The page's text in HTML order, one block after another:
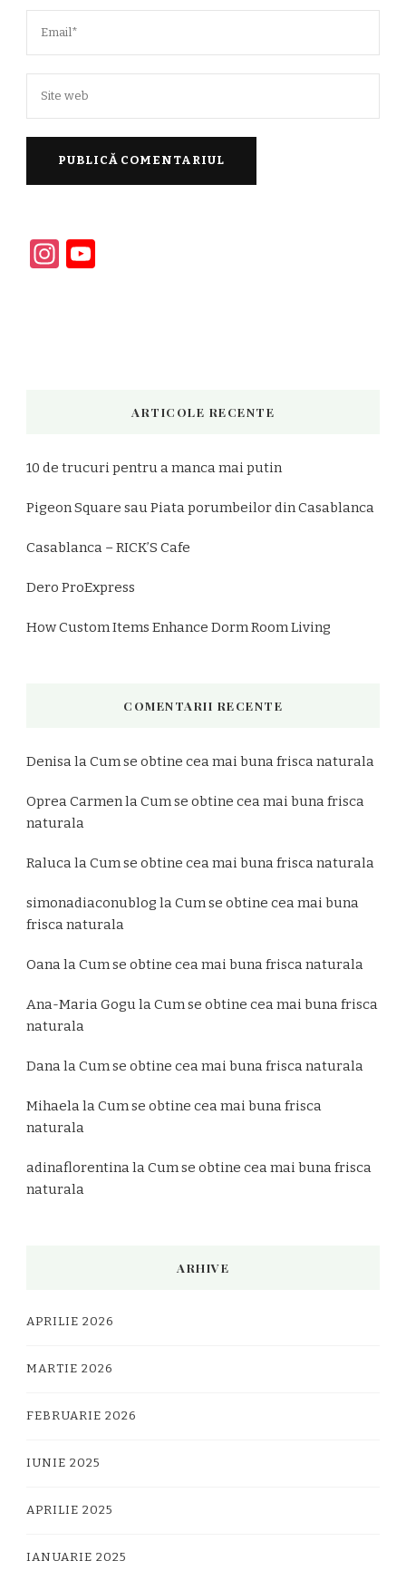
Instagram
ARTICOLE RECENTE
10 de trucuri pentru a manca mai putin
Pigeon Square sau Piata porumbeilor din Casablanca
Casablanca – RICK’S Cafe
Dero ProExpress
How Custom Items Enhance Dorm Room Living
COMENTARII RECENTE
DenisalaCum se obtine cea mai buna frisca naturala
Oprea CarmenlaCum se obtine cea mai buna frisca
naturala
RalucalaCum se obtine cea mai buna frisca naturala
simonadiaconublog laCum se obtine cea mai buna
frisca naturala
OanalaCum se obtine cea mai buna frisca naturala
Ana-Maria GogulaCum se obtine cea mai buna frisca
naturala
DanalaCum se obtine cea mai buna frisca naturala
MihaelalaCum se obtine cea mai buna frisca
naturala
adinaflorentinalaCum se obtine cea mai buna frisca
naturala
ARHIVE
APRILIE 2026
MARTIE 2026
FEBRUARIE 2026
IUNIE 2025
APRILIE 2025
IANUARIE 2025